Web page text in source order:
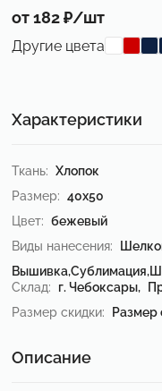
от 182 ₽/шт
Другие цвета
Характеристики
Ткань:Хлопок
Размер:40х50
Цвет:бежевый
Виды нанесения:
Вышивка,Сублимация,
Склад: г. Чебоксары,
Размер скидки: Размер
Описание